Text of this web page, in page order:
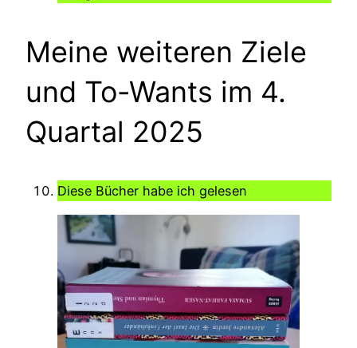
Meine weiteren Ziele
und To-Wants im 4.
Quartal 2025
Diese Bücher habe ich gelesen